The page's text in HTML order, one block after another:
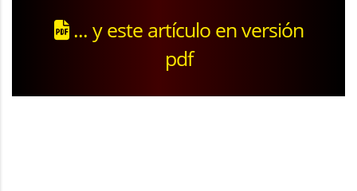
... y este artículo en versión
pdf